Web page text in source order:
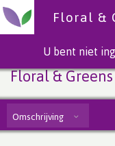
U bent niet
Floral & Greens
Omschrijving